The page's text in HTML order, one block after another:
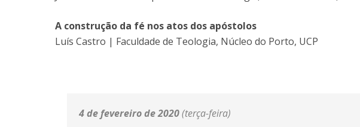
A construção da fé nos atos dos apóstolos
Luís Castro | Faculdade de Teologia, Núcleo do Porto, UCP
4 de fevereiro de 2020(terça-feira)